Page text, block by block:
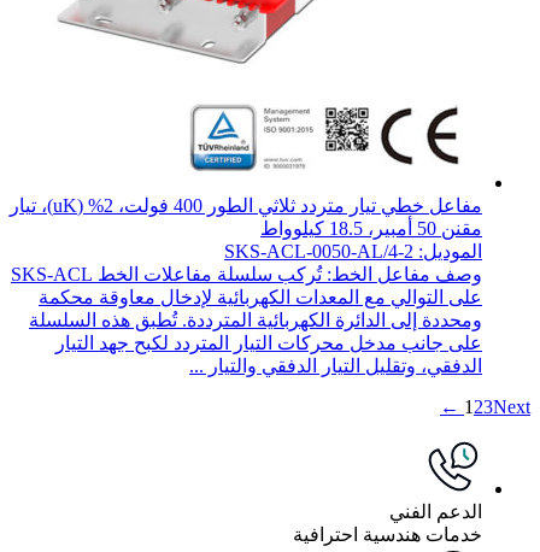
مفاعل خطي تيار متردد ثلاثي الطور 400 فولت، 2% (uK)، تيار
مقنن 50 أمبير، 18.5 كيلوواط
الموديل: SKS-ACL-0050-AL/4-2
وصف مفاعل الخط: تُركب سلسلة مفاعلات الخط SKS-ACL
على التوالي مع المعدات الكهربائية لإدخال معاوقة محكمة
ومحددة إلى الدائرة الكهربائية المترددة. تُطبق هذه السلسلة
على جانب مدخل محركات التيار المتردد لكبح جهد التيار
الدفقي، وتقليل التيار الدفقي والتيار ...
1 23Next ←
الدعم الفني
خدمات هندسية احترافية